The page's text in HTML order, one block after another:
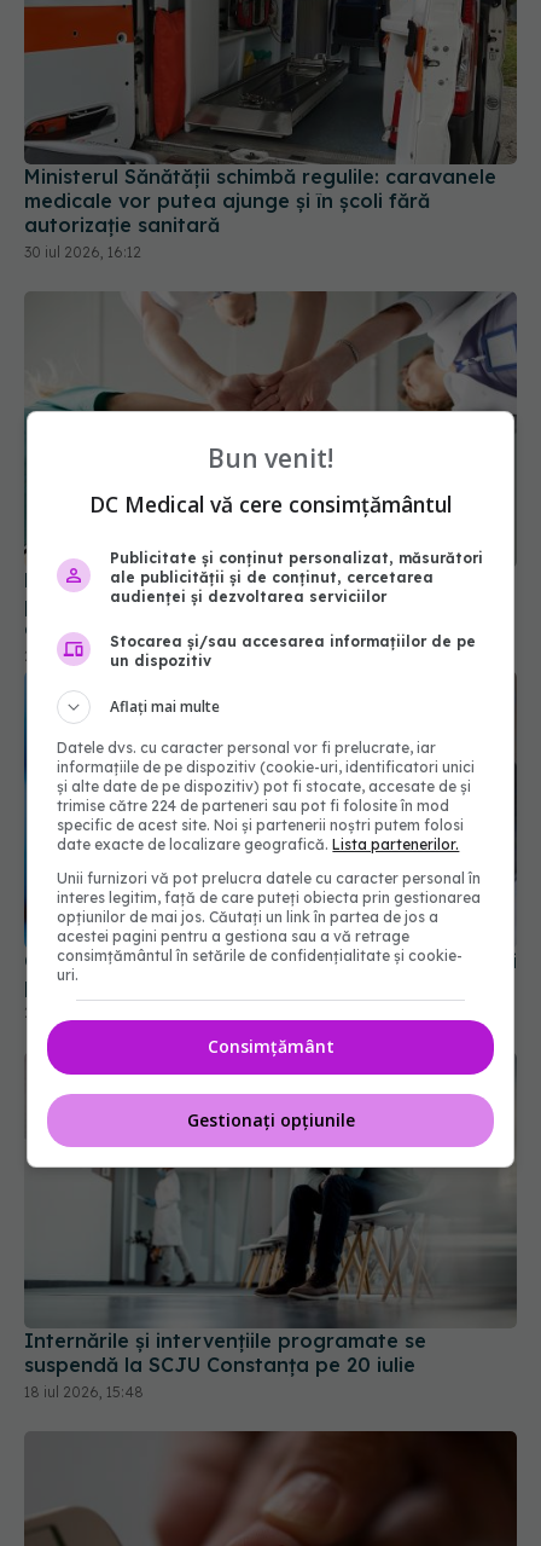
Ministerul Sănătății schimbă regulile: caravanele
medicale vor putea ajunge și în școli fără
autorizație sanitară
30 iul 2026, 16:12
posturi în spitale și ambulanță. Mii de medici și
asistenți medicali vor fi angajați
27 iul 2026, 18:28
Cât costă un aparat dentar pentru adulți: tipuri și
prețuri 2026
20 iul 2026, 12:17
Internările și intervențiile programate se
18 iul 2026, 15:48
Bun venit!
DC Medical vă cere consimțământul
Publicitate și conținut personalizat, măsurători
ale publicității și de conținut, cercetarea
audienței și dezvoltarea serviciilor
Stocarea și/sau accesarea informațiilor de pe
un dispozitiv
Aflați mai multe
Datele dvs. cu caracter personal vor fi prelucrate, iar
informațiile de pe dispozitiv (cookie-uri, identificatori unici
și alte date de pe dispozitiv) pot fi stocate, accesate de și
trimise către 224 de parteneri sau pot fi folosite în mod
specific de acest site. Noi și partenerii noștri putem folosi
date exacte de localizare geografică.Lista partenerilor.
Unii furnizori vă pot prelucra datele cu caracter personal în
interes legitim, față de care puteți obiecta prin gestionarea
opțiunilor de mai jos. Căutați un link în partea de jos a
acestei pagini pentru a gestiona sau a vă retrage
consimțământul în setările de confidențialitate și cookie-
uri.
Consimțământ
Gestionați opțiunile